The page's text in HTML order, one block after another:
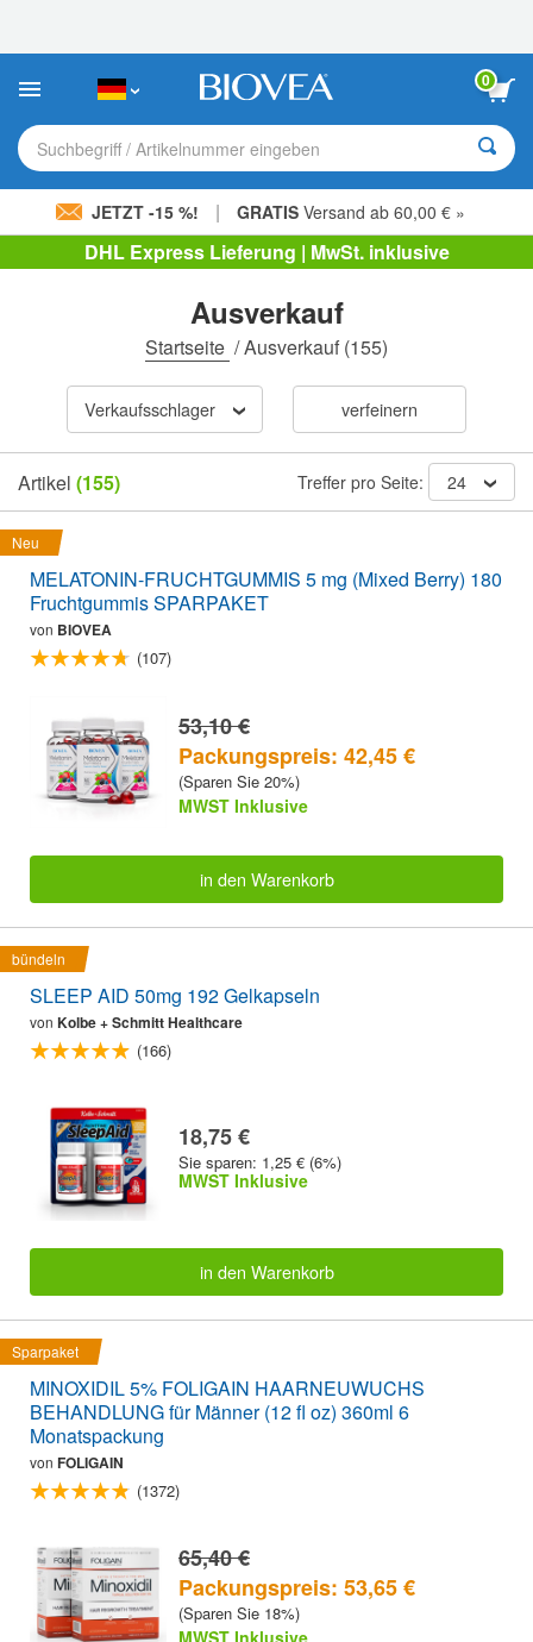
Sie:
Website
ein
Barrierefreiheitssystem.
0
Suchbegriff / Artikelnummer eingeben
JETZT -15 %! | GRATIS Versand ab 60,00 € »
DHL Express Lieferung | MwSt. inklusive
Ausverkauf
Startseite /Ausverkauf (155)
Verkaufsschlager verfeinern
Artikel (155) Treffer pro Seite: 24
Neu
MELATONIN-FRUCHTGUMMIS 5 mg (Mixed Berry) 180
Fruchtgummis SPARPAKET
von BIOVEA
(107)
53,10 €
Packungspreis: 42,45 €
(Sparen Sie 20%)
MWST Inklusive
in den Warenkorb
bündeln
SLEEP AID 50mg 192 Gelkapseln
von Kolbe + Schmitt Healthcare
(166)
18,75 €
Sie sparen: 1,25 € (6%)
MWST Inklusive
in den Warenkorb
Sparpaket
MINOXIDIL 5% FOLIGAIN HAARNEUWUCHS
BEHANDLUNG für Männer (12 fl oz) 360ml 6
Monatspackung
von FOLIGAIN
(1372)
65,40 €
Packungspreis: 53,65 €
(Sparen Sie 18%)